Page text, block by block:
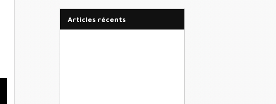
articles récents